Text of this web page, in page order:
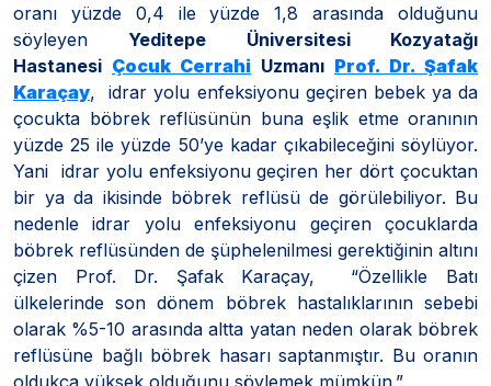
oranı yüzde 0,4 ile yüzde 1,8 arasında olduğunu
söyleyen Yeditepe Üniversitesi Kozyatağı
Hastanesi Çocuk Cerrahi Uzmanı Prof. Dr. Şafak
Karaçay, idrar yolu enfeksiyonu geçiren bebek ya da
çocukta böbrek reflüsünün buna eşlik etme oranının
yüzde 25 ile yüzde 50’ye kadar çıkabileceğini söylüyor.
Yani idrar yolu enfeksiyonu geçiren her dört çocuktan
bir ya da ikisinde böbrek reflüsü de görülebiliyor. Bu
nedenle idrar yolu enfeksiyonu geçiren çocuklarda
böbrek reflüsünden de şüphelenilmesi gerektiğinin altını
çizen Prof. Dr. Şafak Karaçay, “Özellikle Batı
ülkelerinde son dönem böbrek hastalıklarının sebebi
olarak %5-10 arasında altta yatan neden olarak böbrek
reflüsüne bağlı böbrek hasarı saptanmıştır. Bu oranın
oldukça yüksek olduğunu söylemek mümkün.”